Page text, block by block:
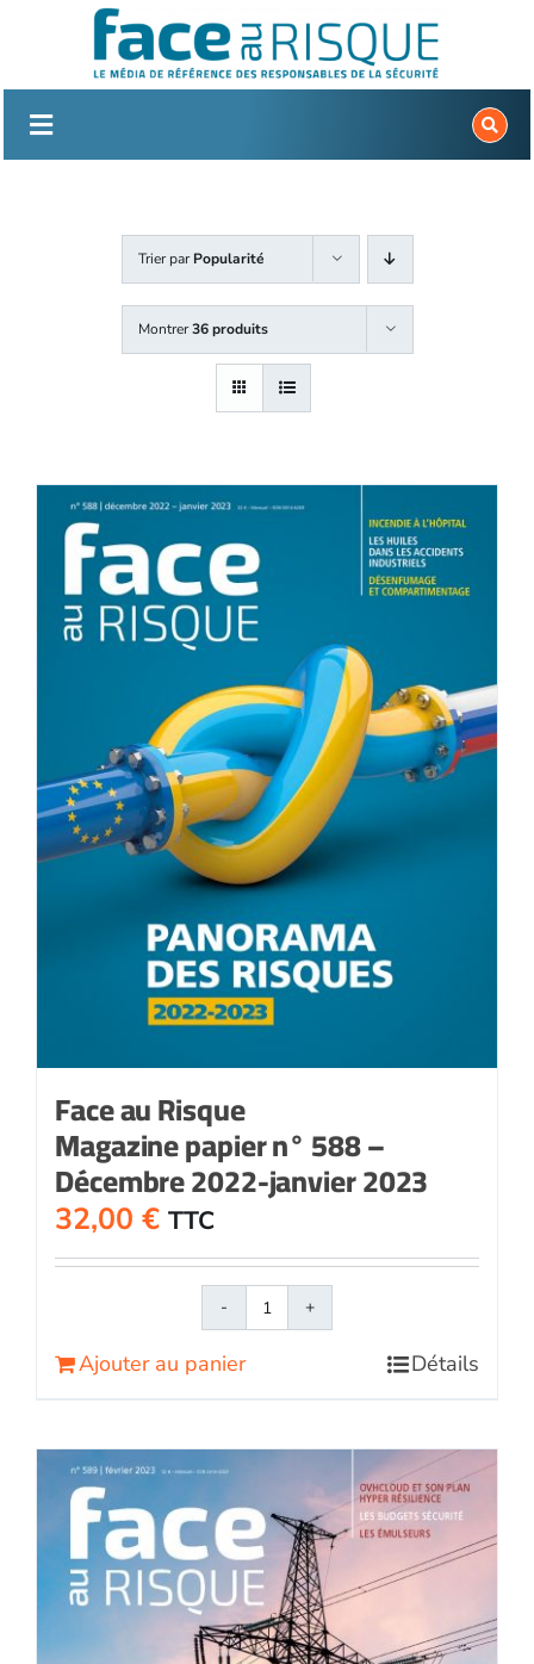
Trier parPopularité
Montrer36 produits
Face au Risque
Magazine papier n° 588 –
Décembre 2022-janvier 2023
32,00 € TTC
quantité
papier
588
-
Décembre
2022-
janvier
2023
Ajouter au panier Détails